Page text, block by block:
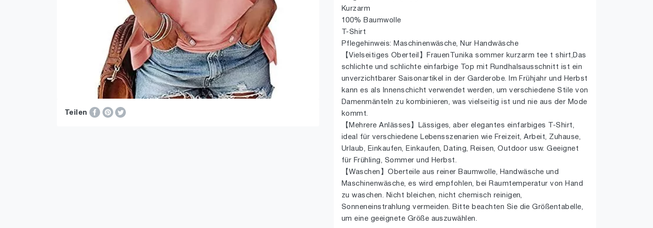
Teilen
Kurzarm
100% Baumwolle
T-Shirt
Pflegehinweis: Maschinenwäsche, Nur Handwäsche
【Vielseitiges Oberteil】FrauenTunika sommer kurzarm tee t shirt,Das
schlichte und schlichte einfarbige Top mit Rundhalsausschnitt ist ein
unverzichtbarer Saisonartikel in der Garderobe. Im Frühjahr und Herbst
kann es als Innenschicht verwendet werden, um verschiedene Stile von
Damenmänteln zu kombinieren, was vielseitig ist und nie aus der Mode
kommt.
【Mehrere Anlässes】Lässiges, aber elegantes einfarbiges T-Shirt,
ideal für verschiedene Lebensszenarien wie Freizeit, Arbeit, Zuhause,
Urlaub, Einkaufen, Einkaufen, Dating, Reisen, Outdoor usw. Geeignet
für Frühling, Sommer und Herbst.
【Waschen】Oberteile aus reiner Baumwolle, Handwäsche und
Maschinenwäsche, es wird empfohlen, bei Raumtemperatur von Hand
zu waschen. Nicht bleichen, nicht chemisch reinigen,
Sonneneinstrahlung vermeiden. Bitte beachten Sie die Größentabelle,
um eine geeignete Größe auszuwählen.